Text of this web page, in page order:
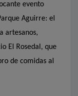
evento
Aguirre: el
artesanos,
El Rosedal, que
de comidas al